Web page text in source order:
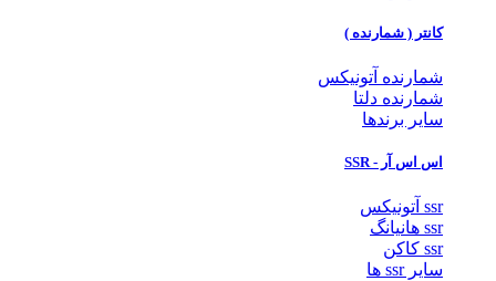
کانتر ( شمارنده )
شمارنده آتونیکس
شمارنده دلتا
سایر برندها
اس اس آر - SSR
ssr آتونیکس
ssr هانیانگ
ssr کاکن
سایر ssr ها